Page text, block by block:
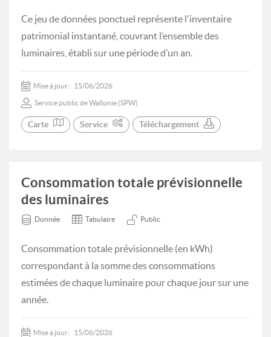
Ce jeu de données ponctuel représente l'inventaire
patrimonial instantané, couvrant l’ensemble des
luminaires, établi sur une période d’un an.
Mise à jour: 15/06/2026
Service public de Wallonie (SPW)
Carte Service Téléchargement
Consommation totale prévisionnelle
des luminaires
Donnée Tabulaire Public
Consommation totale prévisionnelle (en kWh)
correspondant à la somme des consommations
estimées de chaque luminaire pour chaque jour sur une
année.
Mise à jour: 15/06/2026